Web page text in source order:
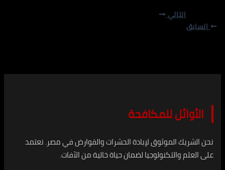
السابق
التالي
الأوائل للمكافحة
نحن الشريك الموثوق لإبادة الحشرات والقوارض في مصر. نعتمد
على العلم والتكنولوجيا لضمان حياة خالية من الآفات.